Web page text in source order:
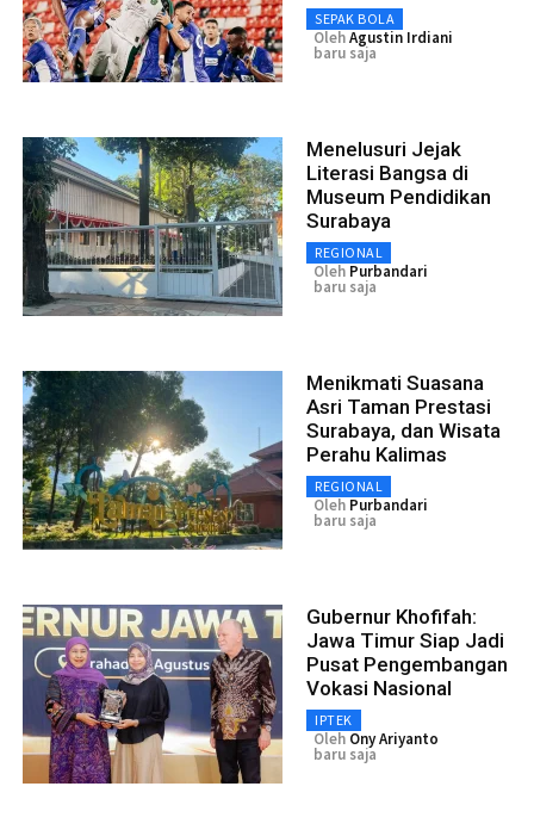
SEPAK BOLA
OlehAgustin Irdiani
baru saja
Menelusuri Jejak
Literasi Bangsa di
Museum Pendidikan
Surabaya
REGIONAL
Oleh Purbandari
baru saja
Menikmati Suasana
Asri Taman Prestasi
Surabaya, dan Wisata
Perahu Kalimas
REGIONAL
Oleh Purbandari
baru saja
Gubernur Khofifah:
Jawa Timur Siap Jadi
Pusat Pengembangan
Vokasi Nasional
IPTEK
Oleh Ony Ariyanto
baru saja